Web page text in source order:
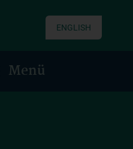
ENGLISH
Menü